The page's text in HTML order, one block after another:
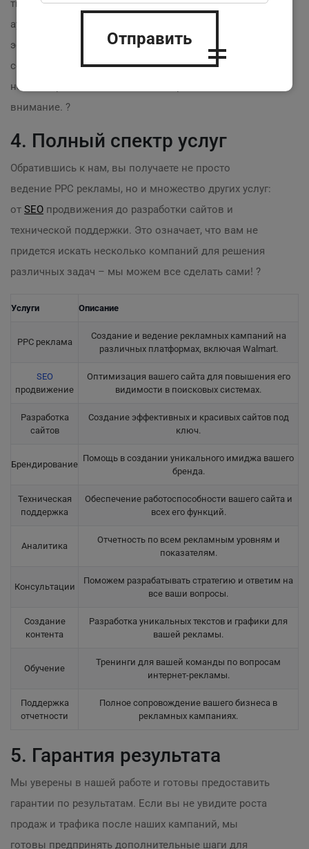
тщательный анализ рынка и вашей целевой
аудитории, чтобы ваша реклама была максимально
эффективной. Например, если ваш клиентский
сегмент – молодежь, мы сосредоточимся на
нестандартных подходах, чтобы привлечь их
внимание. ?
4. Полный спектр услуг
Обратившись к нам, вы получаете не просто
ведение PPC рекламы, но и множество других услуг:
от SEO продвижения до разработки сайтов и
технической поддержки. Это означает, что вам не
придется искать несколько компаний для решения
различных задач – мы можем все сделать сами! ?
Услуги Описание
PPC реклама
Создание и ведение рекламных кампаний на
различных платформах, включая Walmart.
SEO
продвижение
Оптимизация вашего сайта для повышения его
видимости в поисковых системах.
Разработка
сайтов
Создание эффективных и красивых сайтов под
ключ.
Брендирование
Помощь в создании уникального имиджа вашего
бренда.
Техническая
поддержка
Обеспечение работоспособности вашего сайта и
всех его функций.
Аналитика
Отчетность по всем рекламным уровням и
показателям.
Консультации
Поможем разрабатывать стратегию и ответим на
все ваши вопросы.
Создание
контента
Разработка уникальных текстов и графики для
вашей рекламы.
Обучение
Тренинги для вашей команды по вопросам
интернет-рекламы.
Поддержка
отчетности
Полное сопровождение вашего бизнеса в
рекламных кампаниях.
5. Гарантия результата
Мы уверены в нашей работе и готовы предоставить
гарантии по результатам. Если вы не увидите роста
продаж и трафика после наших кампаний, мы
готовы предпринять дополнительные шаги для
Отправить